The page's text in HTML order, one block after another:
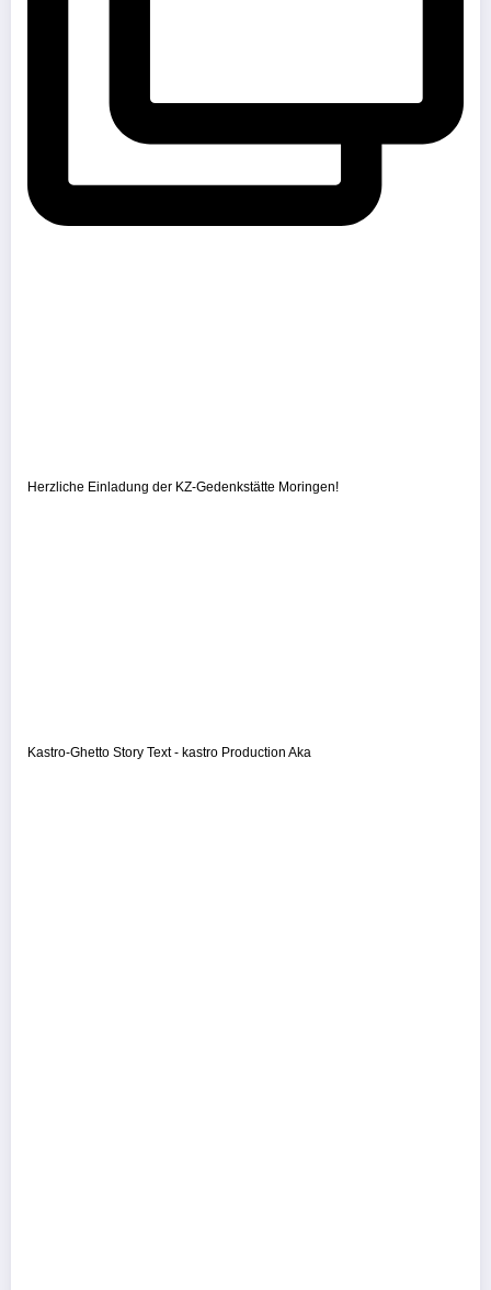
Herzliche Einladung der KZ-Gedenkstätte Moringen!
Kastro-Ghetto Story Text - kastro Production Aka